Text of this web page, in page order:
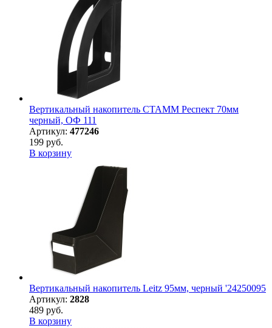
Вертикальный накопитель СТАММ Респект 70мм
черный, ОФ 111
Артикул: 477246
199 руб.
В корзину
Вертикальный накопитель Leitz 95мм, черный '24250095
Артикул: 2828
489 руб.
В корзину